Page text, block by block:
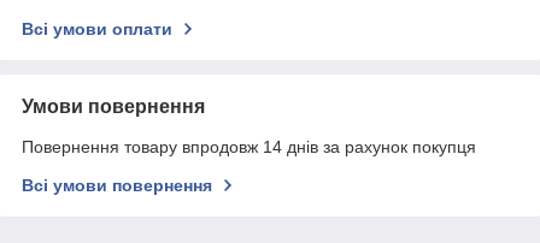
Всі умови оплати
Умови повернення
Повернення товару впродовж 14 днів за рахунок покупця
Всі умови повернення